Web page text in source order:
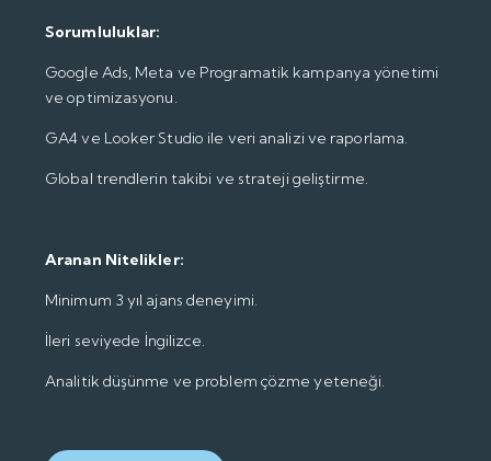
Sorumluluklar:
Google Ads, Meta ve Programatik kampanya yönetimi
ve optimizasyonu.
GA4 ve Looker Studio ile veri analizi ve raporlama.
Global trendlerin takibi ve strateji geliştirme.
Aranan Nitelikler:
Minimum 3 yıl ajans deneyimi.
İleri seviyede İngilizce.
Analitik düşünme ve problem çözme yeteneği.